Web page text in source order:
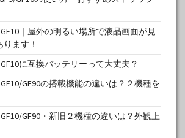
｜屋外の明るい場所で液晶画面が見
ます！
に互換バッテリーって大丈夫？
GF90の搭載機能の違いは？２機種を
GF90・新旧２機種の違いは？外観上